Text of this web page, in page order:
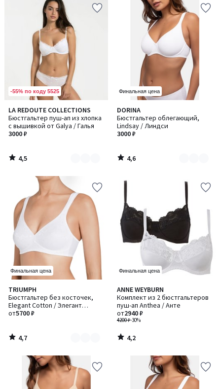
-55% по коду 5525
LA REDOUTE COLLECTIONS
Бюстгальтер пуш-ап из хлопка
с вышивкой от Galya / Галья
3000 ₽
4,5
/ 5
Количество
цветов:
4
4,5
/
Финальная цена
DORINA
Бюстгальтер облегающий,
Lindsay / Линдси
3000 ₽
4,6
/ 5
Количество
цветов:
3
4,6
/
Финальная цена
TRIUMPH
Бюстгальтер без косточек,
Elegant Cotton / Элегант
Коттон
от5700 ₽
4,7
/ 5
Количество
цветов:
2
4,7
/
Финальная цена
ANNE WEYBURN
Комплект из 2 бюстгальтеров
пуш-ап Anthea / Анте
4200 ₽-30%
от2940 ₽
4,2
/ 5
4,2
/